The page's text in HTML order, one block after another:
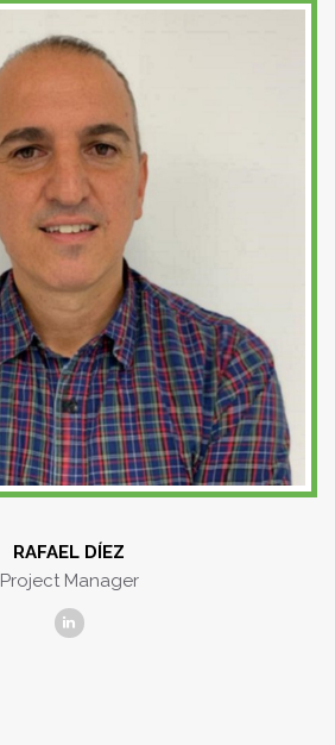
RAFAEL DÍEZ
Project Manager